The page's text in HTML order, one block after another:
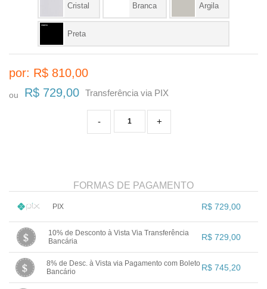
Cristal Branca Argila
Preta
por: R$ 810,00
ou R$ 729,00 Transferência via PIX
+
-
FORMAS DE PAGAMENTO
PIX R$ 729,00
1x sem juros de R$ 729,00
.
..
10% de Desconto à Vista Via Transferência
Bancária
R$ 729,00
1x sem juros de R$ 729,00
...
.
...
8% de Desc. à Vista via Pagamento com Boleto
Bancário
R$ 745,20